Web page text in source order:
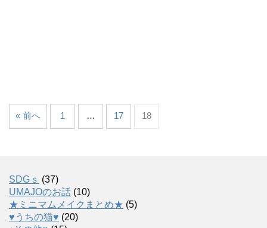
« 前へ 1 … 17 18
SDGｓ (37)
UMAJOのお話 (10)
★ミニマムメイクまとめ★ (5)
♥うちの猫♥ (20)